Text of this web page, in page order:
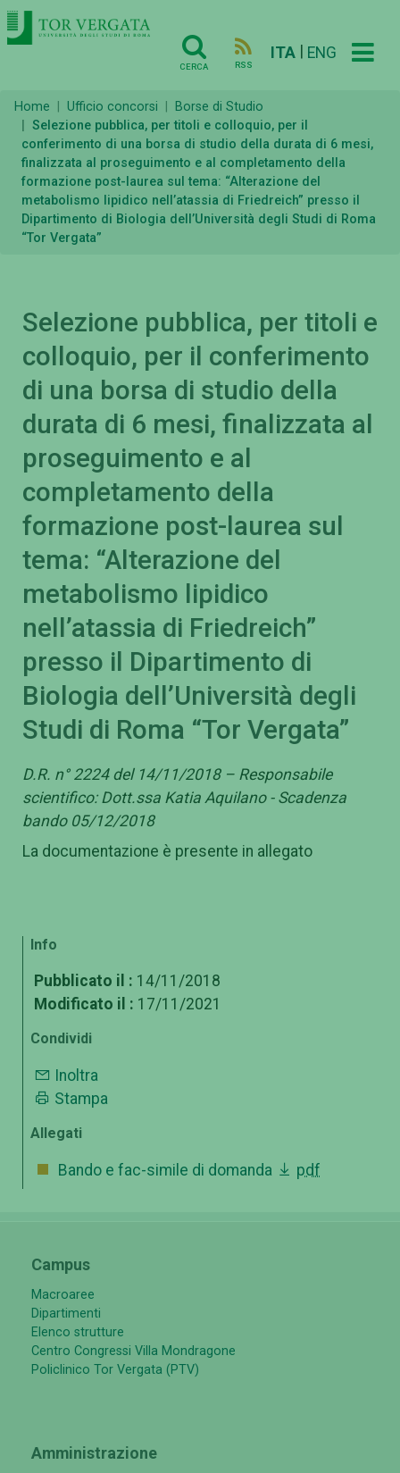
CERCA RSS
ITA ENG
Home Ufficio concorsi
Borse di Studio
Selezione pubblica, per titoli e colloquio, per il
conferimento di una borsa di studio della durata di 6 mesi,
finalizzata al proseguimento e al completamento della
formazione post-laurea sul tema: “Alterazione del
metabolismo lipidico nell’atassia di Friedreich” presso il
Dipartimento di Biologia dell’Università degli Studi di Roma
“Tor Vergata”
Selezione pubblica, per titoli e
colloquio, per il conferimento
di una borsa di studio della
durata di 6 mesi, finalizzata al
proseguimento e al
completamento della
formazione post-laurea sul
tema: “Alterazione del
metabolismo lipidico
nell’atassia di Friedreich”
presso il Dipartimento di
Biologia dell’Università degli
Studi di Roma “Tor Vergata”
D.R. n° 2224 del 14/11/2018 – Responsabile
scientifico: Dott.ssa Katia Aquilano - Scadenza
bando 05/12/2018
La documentazione è presente in allegato
Info
Pubblicato il : 14/11/2018
Modificato il : 17/11/2021
Condividi
Inoltra
Stampa
Allegati
Bando e fac-simile di domanda pdf
Campus
Macroaree
Dipartimenti
Elenco strutture
Centro Congressi Villa Mondragone
Policlinico Tor Vergata (PTV)
Amministrazione